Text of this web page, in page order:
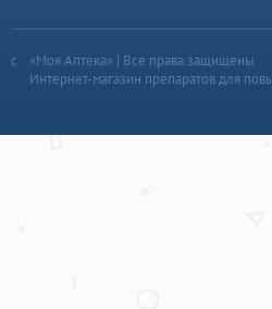
«Моя Аптека» | Все права защищены
Интернет-магазин препаратов для